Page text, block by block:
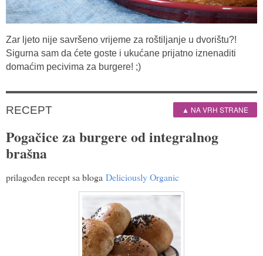
Zar ljeto nije savršeno vrijeme za roštiljanje u dvorištu?!
Sigurna sam da ćete goste i ukućane prijatno iznenaditi
domaćim pecivima za burgere! ;)
▲ NA VRH STRANE
RECEPT
Pogačice za burgere od integralnog
brašna
prilagođen recept sa bloga Deliciously Organic